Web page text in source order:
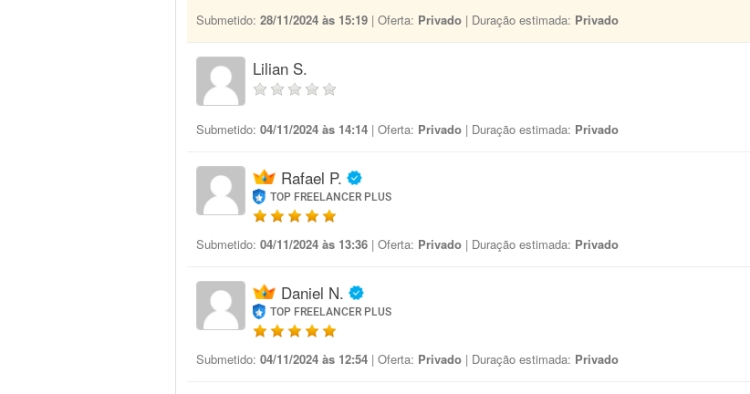
Submetido: 28/11/2024 às 15:19 | Oferta: Privado | Duração estimada: Privado
Lilian S.
Submetido: 04/11/2024 às 14:14 | Oferta: Privado | Duração estimada: Privado
Rafael P.
TOP FREELANCER PLUS
Submetido: 04/11/2024 às 13:36 | Oferta: Privado | Duração estimada: Privado
Daniel N.
TOP FREELANCER PLUS
Submetido: 04/11/2024 às 12:54 | Oferta: Privado | Duração estimada: Privado